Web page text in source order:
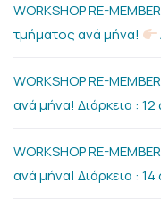
WORKSHOP RE-
τμήματος ανά μήνα!
WORKSHOP RE-
ανά μήνα! Διάρκεια :
WORKSHOP RE-
ανά μήνα! Διάρκεια :